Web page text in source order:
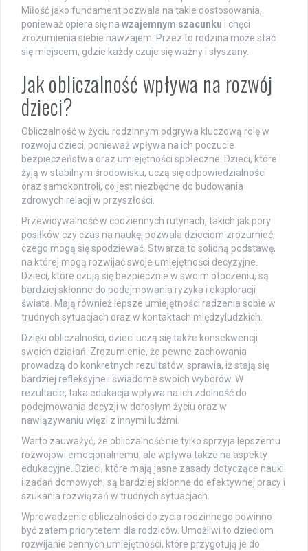
Miłość jako fundament pozwala na takie dostosowania,
ponieważ opiera się na wzajemnym szacunku i chęci
zrozumienia siebie nawzajem. Przez to rodzina może stać
się miejscem, gdzie każdy czuje się ważny i słyszany.
Jak obliczalność wpływa na rozwój
dzieci?
Obliczalność w życiu rodzinnym odgrywa kluczową rolę w
rozwoju dzieci, ponieważ wpływa na ich poczucie
bezpieczeństwa oraz umiejętności społeczne. Dzieci, które
żyją w stabilnym środowisku, uczą się odpowiedzialności
oraz samokontroli, co jest niezbędne do budowania
zdrowych relacji w przyszłości.
Przewidywalność w codziennych rutynach, takich jak pory
posiłków czy czas na naukę, pozwala dzieciom zrozumieć,
czego mogą się spodziewać. Stwarza to solidną podstawę,
na której mogą rozwijać swoje umiejętności decyzyjne.
Dzieci, które czują się bezpiecznie w swoim otoczeniu, są
bardziej skłonne do podejmowania ryzyka i eksploracji
świata. Mają również lepsze umiejętności radzenia sobie w
trudnych sytuacjach oraz w kontaktach międzyludzkich.
Dzięki obliczalności, dzieci uczą się także konsekwencji
swoich działań. Zrozumienie, że pewne zachowania
prowadzą do konkretnych rezultatów, sprawia, iż stają się
bardziej refleksyjne i świadome swoich wyborów. W
rezultacie, taka edukacja wpływa na ich zdolność do
podejmowania decyzji w dorosłym życiu oraz w
nawiązywaniu więzi z innymi ludźmi.
Warto zauważyć, że obliczalność nie tylko sprzyja lepszemu
rozwojowi emocjonalnemu, ale wpływa także na aspekty
edukacyjne. Dzieci, które mają jasne zasady dotyczące nauki
i zadań domowych, są bardziej skłonne do efektywnej pracy i
szukania rozwiązań w trudnych sytuacjach.
Wprowadzenie obliczalności do życia rodzinnego powinno
być zatem priorytetem dla rodziców. Umożliwi to dzieciom
rozwijanie cennych umiejętności, które przygotują je do